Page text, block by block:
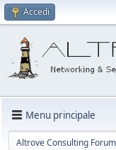
Accedi
Menu principale
Altrove Consulting Forum